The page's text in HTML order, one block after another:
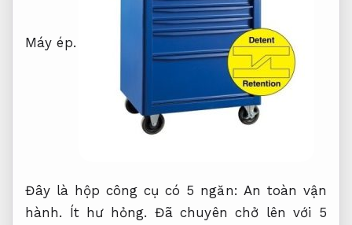
Máy ép.
Đây là hộp công cụ có 5 ngăn: An toàn vận
hành. Ít hư hỏng. Đã chuyên chở lên với 5